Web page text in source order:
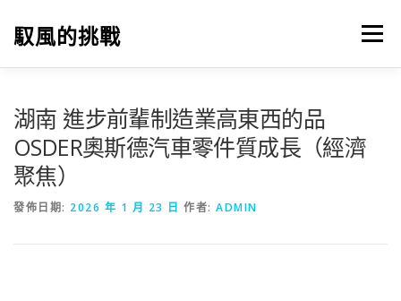
馭風的挑戰 選單
湖南 進步前輩制造業高東西的品
OSDER奧斯德汽車零件質成長（經濟
聚焦）
發佈日期: 2026 年 1 月 23 日 作者: ADMIN